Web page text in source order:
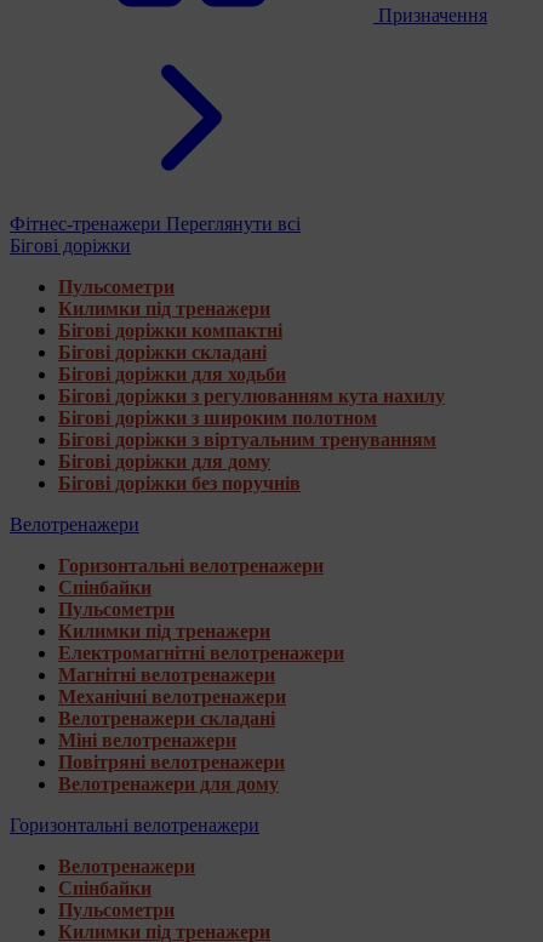
Призначення
Фітнес-тренажери Переглянути всі
Бігові доріжки
Пульсометри
Килимки під тренажери
Бігові доріжки компактні
Бігові доріжки складані
Бігові доріжки для ходьби
Бігові доріжки з регулюванням кута нахилу
Бігові доріжки з широким полотном
Бігові доріжки з віртуальним тренуванням
Бігові доріжки для дому
Бігові доріжки без поручнів
Велотренажери
Горизонтальні велотренажери
Спінбайки
Пульсометри
Килимки під тренажери
Електромагнітні велотренажери
Магнітні велотренажери
Механічні велотренажери
Велотренажери складані
Міні велотренажери
Повітряні велотренажери
Велотренажери для дому
Горизонтальні велотренажери
Велотренажери
Спінбайки
Пульсометри
Килимки під тренажери